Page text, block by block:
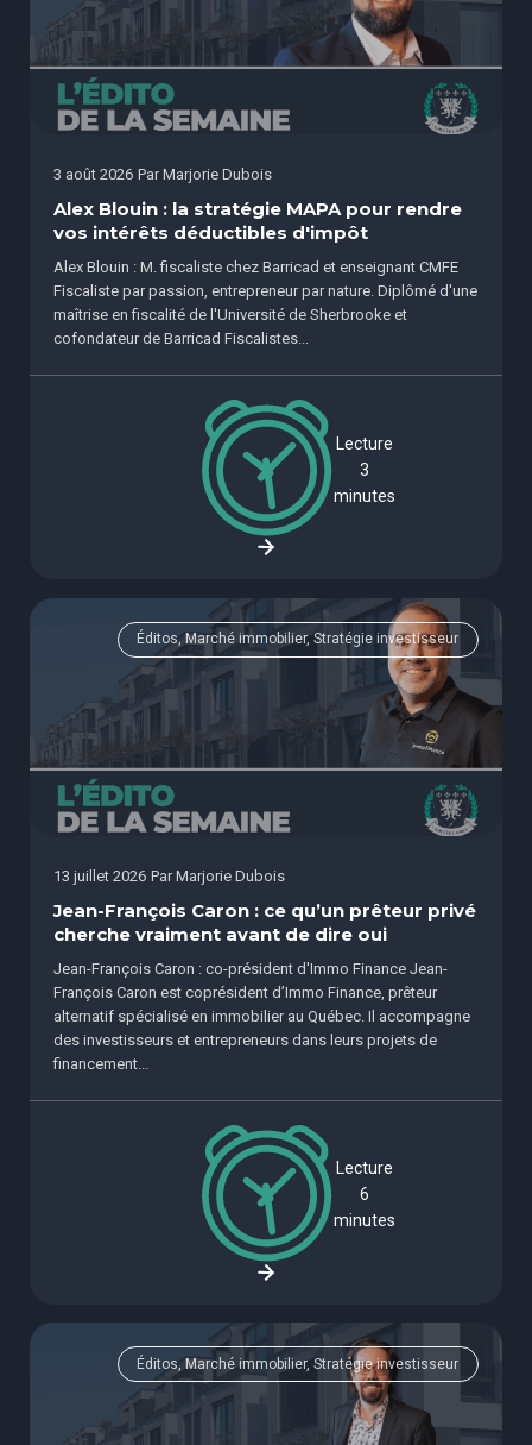
3 août 2026 Par Marjorie Dubois
Alex Blouin : la stratégie MAPA pour rendre
vos intérêts déductibles d'impôt
Alex Blouin : M. fiscaliste chez Barricad et enseignant CMFE
Fiscaliste par passion, entrepreneur par nature. Diplômé d'une
maîtrise en fiscalité de l'Université de Sherbrooke et
cofondateur de Barricad Fiscalistes...
Lecture
3
minutes
Éditos, Marché immobilier, Stratégie investisseur
13 juillet 2026 Par Marjorie Dubois
Jean-François Caron : ce qu’un prêteur privé
cherche vraiment avant de dire oui
Jean-François Caron : co-président d'Immo Finance Jean-
François Caron est coprésident d’Immo Finance, prêteur
alternatif spécialisé en immobilier au Québec. Il accompagne
des investisseurs et entrepreneurs dans leurs projets de
financement...
Lecture
6
minutes
Éditos, Marché immobilier, Stratégie investisseur